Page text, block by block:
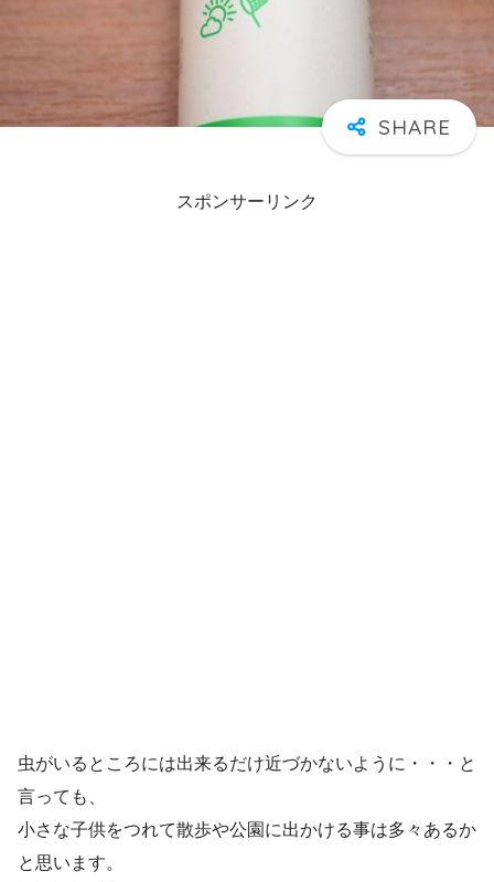
スポンサーリンク
虫がいるところには出来るだけ近づかないように・・・と
言っても、
小さな子供をつれて散歩や公園に出かける事は多々あるか
と思います。